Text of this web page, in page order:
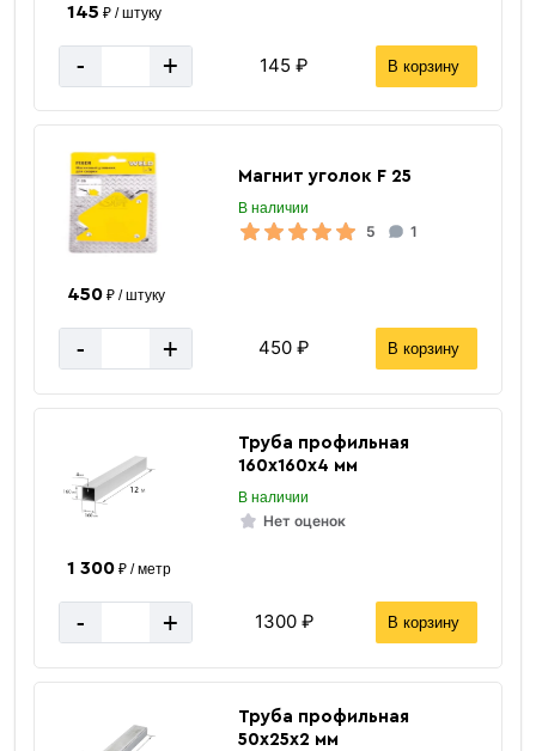
145 ₽ / штуку
- + 145 ₽ В корзину
Магнит уголок F 25
В наличии
5 1
450₽ / штуку
- + 450 ₽ В корзину
Труба профильная
160х160х4 мм
В наличии
Нет оценок
1 300₽ / метр
- + 1300 ₽ В корзину
Труба профильная
50х25х2 мм